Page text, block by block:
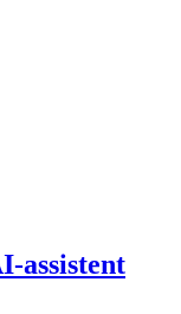
assistent